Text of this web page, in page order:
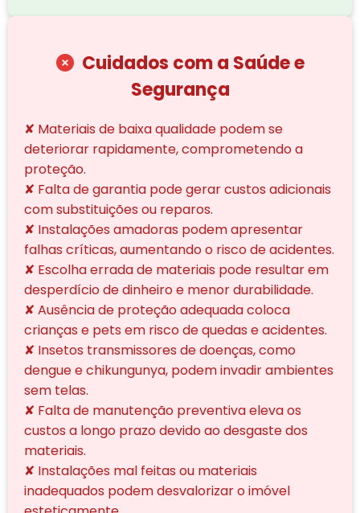
Cuidados com a Saúde e
Segurança
✘ Materiais de baixa qualidade podem se
deteriorar rapidamente, comprometendo a
proteção.
✘ Falta de garantia pode gerar custos adicionais
com substituições ou reparos.
✘ Instalações amadoras podem apresentar
falhas críticas, aumentando o risco de acidentes.
✘ Escolha errada de materiais pode resultar em
desperdício de dinheiro e menor durabilidade.
✘ Ausência de proteção adequada coloca
crianças e pets em risco de quedas e acidentes.
✘ Insetos transmissores de doenças, como
dengue e chikungunya, podem invadir ambientes
sem telas.
✘ Falta de manutenção preventiva eleva os
custos a longo prazo devido ao desgaste dos
materiais.
✘ Instalações mal feitas ou materiais
inadequados podem desvalorizar o imóvel